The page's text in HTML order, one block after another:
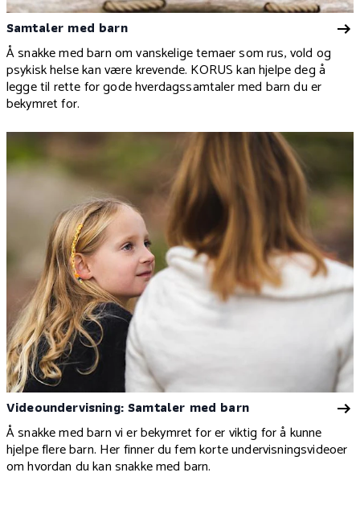
Samtaler med barn
Å snakke med barn om vanskelige temaer som rus, vold og
psykisk helse kan være krevende. KORUS kan hjelpe deg å
legge til rette for gode hverdagssamtaler med barn du er
bekymret for.
Videoundervisning: Samtaler med barn
Å snakke med barn vi er bekymret for er viktig for å kunne
hjelpe flere barn. Her finner du fem korte undervisningsvideoer
om hvordan du kan snakke med barn.